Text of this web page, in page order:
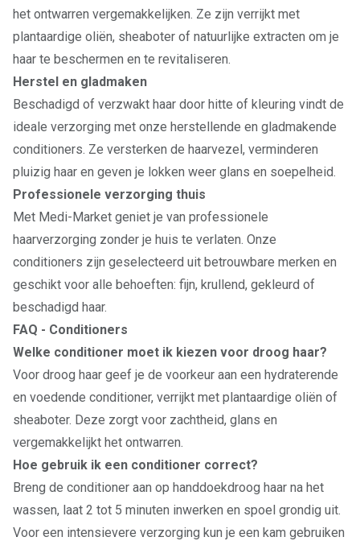
het ontwarren vergemakkelijken. Ze zijn verrijkt met
plantaardige oliën, sheaboter of natuurlijke extracten om je
haar te beschermen en te revitaliseren.
Herstel en gladmaken
Beschadigd of verzwakt haar door hitte of kleuring vindt de
ideale verzorging met onze herstellende en gladmakende
conditioners. Ze versterken de haarvezel, verminderen
pluizig haar en geven je lokken weer glans en soepelheid.
Professionele verzorging thuis
Met Medi-Market geniet je van professionele
haarverzorging zonder je huis te verlaten. Onze
conditioners zijn geselecteerd uit betrouwbare merken en
geschikt voor alle behoeften: fijn, krullend, gekleurd of
beschadigd haar.
FAQ - Conditioners
Welke conditioner moet ik kiezen voor droog haar?
Voor droog haar geef je de voorkeur aan een hydraterende
en voedende conditioner, verrijkt met plantaardige oliën of
sheaboter. Deze zorgt voor zachtheid, glans en
vergemakkelijkt het ontwarren.
Hoe gebruik ik een conditioner correct?
Breng de conditioner aan op handdoekdroog haar na het
wassen, laat 2 tot 5 minuten inwerken en spoel grondig uit.
Voor een intensievere verzorging kun je een kam gebruiken